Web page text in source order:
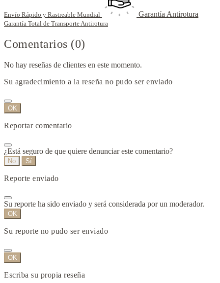
Envío Rápido y Rastreable Mundial Garantía Antirotura
Garantía Total de Transporte Antirotura
Comentarios (0)
No hay reseñas de clientes en este momento.
Su agradecimiento a la reseña no pudo ser enviado
OK
Reportar comentario
¿Está seguro de que quiere denunciar este comentario?
No Sí
Reporte enviado
Su reporte ha sido enviado y será considerada por un moderador.
OK
Su reporte no pudo ser enviado
OK
Escriba su propia reseña